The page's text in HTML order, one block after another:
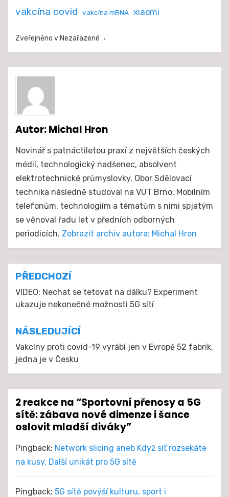
vakcína covid vakcína mRNA xiaomi
Zveřejněno v Nezařazené
Autor:Michal Hron
Novinář s patnáctiletou praxí z největších českých
médií, technologický nadšenec, absolvent
elektrotechnické průmyslovky. Obor Sdělovací
technika následně studoval na VUT Brno. Mobilním
telefonům, technologiím a tématům s nimi spjatým
se věnoval řadu let v předních odborných
periodicích. Zobrazit archiv autora: Michal Hron
Navigace
pro
příspěvek
PŘEDCHOZÍ
VIDEO: Nechat se tetovat na dálku? Experiment
ukazuje nekonečné možnosti 5G sítí
NÁSLEDUJÍCÍ
Vakcíny proti covid-19 vyrábí jen v Evropě 52 fabrik,
jedna je v Česku
2 reakce na “Sportovní přenosy a 5G
sítě: zábava nové dimenze i šance
oslovit mladší diváky”
Pingback: Network slicing aneb Když síť rozsekáte
na kusy. Další unikát pro 5G sítě
Pingback: 5G sítě povýší kulturu, sport i